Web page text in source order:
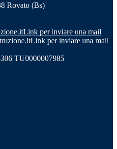
Rovato (Bs)
Link per inviare una mail
Link per inviare una mail
TU0000007985